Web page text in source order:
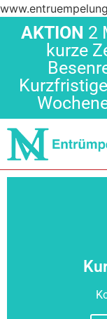
AKTION 2
kurze